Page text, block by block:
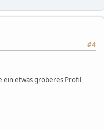
#4
ein etwas gröberes Profil